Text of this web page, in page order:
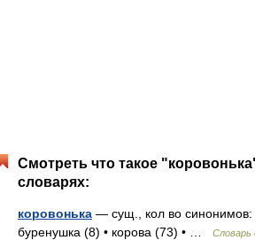
Смотреть что такое
словарях:
коровонька — сущ., кол во синонимов:
буренушка (8) • корова (73) • …
Словарь